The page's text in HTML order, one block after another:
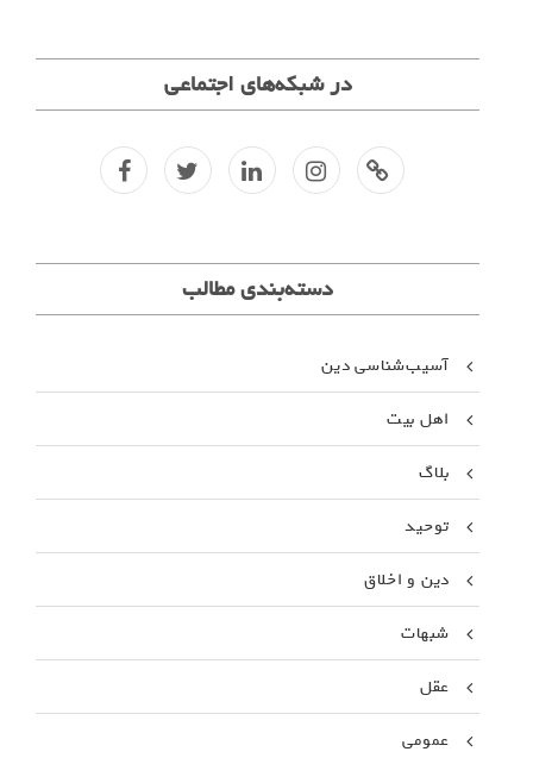
در شبکه‌های اجتماعی
م
i
l
t
f
دسته‌بندی مطالب
آسیب‌شناسی دین
اهل بیت
بلاگ
توحید
دین و اخلاق
شبهات
عقل
عمومی